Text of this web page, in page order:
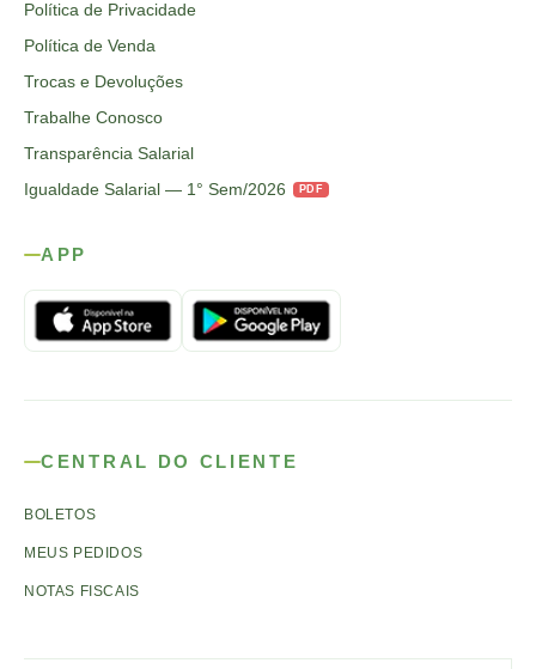
Política de Privacidade
Política de Venda
Trocas e Devoluções
Trabalhe Conosco
Transparência Salarial
Igualdade Salarial — 1° Sem/2026
PDF
APP
CENTRAL DO CLIENTE
BOLETOS
MEUS PEDIDOS
NOTAS FISCAIS